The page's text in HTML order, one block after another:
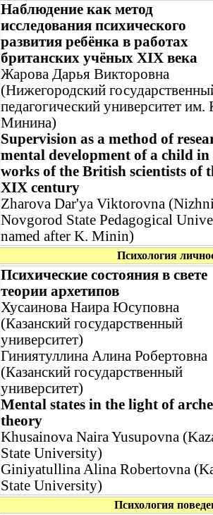
Наблюдение как метод
исследования психического
развития ребёнка в работах
британских учёных XIX века
Жарова Дарья Викторовна
(Нижегородский
педагогический университет им.
Минина)
Supervision as a method of
mental development of a child in
works of the British scientists of
XIX century
Zharova Dar'ya Viktorovna
Novgorod State Pedagogical
named after K. Minin)
Психология
Психические состояния в свете
теории архетипов
Хусаинова Наира Юсуповна
(Казанский государственный
университет)
Гиниятуллина Алина Робертовна
(Казанский государственный
университет)
Mental states in the light of
theory
Khusainova Naira Yusupovna
State University)
Giniyatullina Alina Robertovna
State University)
Психология